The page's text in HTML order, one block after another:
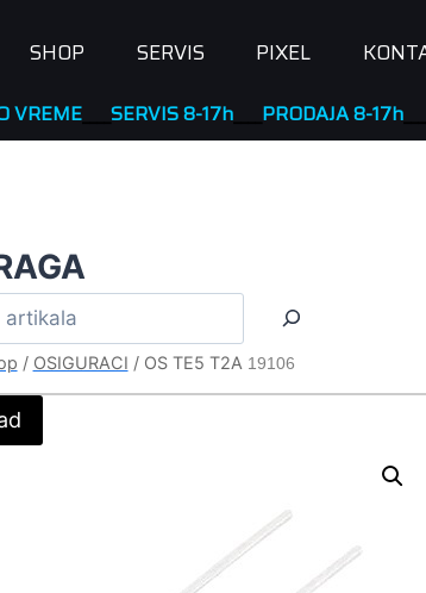
SHOP SERVIS PIXEL
____SERVIS 8-17h____PRODAJA 8-17h____
/ OSIGURACI / OS TE5 T2A 19106